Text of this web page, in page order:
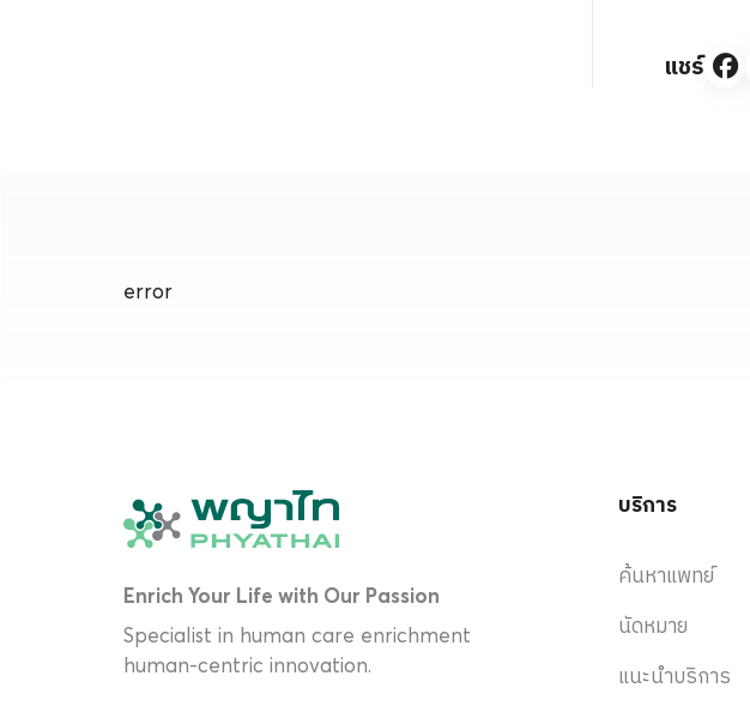
แชร์
error
Enrich Your Life with Our Passion
Specialist in human care enrichment
human-centric innovation.
บริการ
ค้นหาแพทย์
นัดหมาย
แนะนำบริการ